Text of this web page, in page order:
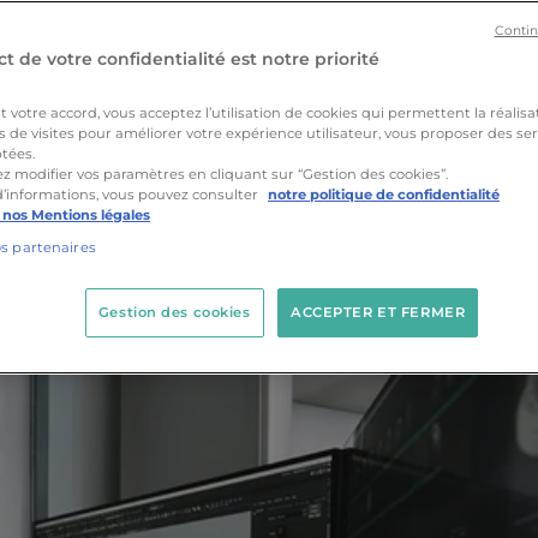
à maîtrise
d’énormes plans papier et des maquettes en carton
BIM(assistance à maîtrise d’ouvrage BIM) utilise des
réels. En embauchant un spécialiste AMO BIM, une
ainsi risques et délais de livraison. Pas de
de votre confidentialité est notre priorité
votre accord, vous acceptez l’utilisation de cookies qui permettent la
de visites pour améliorer votre expérience utilisateur, vous proposer des
modifier vos paramètres en cliquant sur “Gestion des cookies”.
vous pouvez consulter
notre politique de confidentialité
Mentions légales
partenaires
ACCEPTER ET FERMER
Gestion des cookies